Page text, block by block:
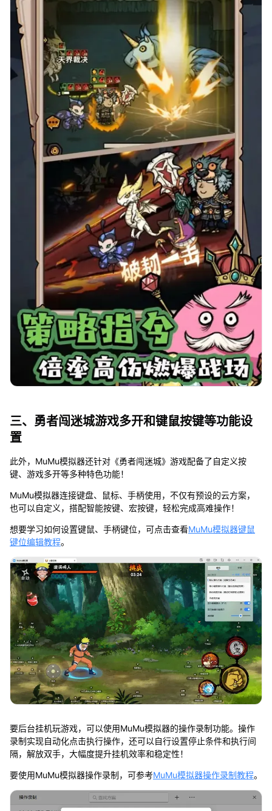
三、勇者闯迷城游戏多开和键鼠按键等功能设
置
此外，MuMu模拟器还针对《勇者闯迷城》游戏配备了自定义按
键、游戏多开等多种特色功能！
MuMu模拟器连接键盘、鼠标、手柄使用，不仅有预设的云方案，
也可以自定义，搭配智能按键、宏按键，轻松完成高难操作！
想要学习如何设置键鼠、手柄键位，可点击查看MuMu模拟器键鼠
键位编辑教程。
要后台挂机玩游戏，可以使用MuMu模拟器的操作录制功能。操作
录制实现自动化点击执行操作，还可以自行设置停止条件和执行间
隔，解放双手，大幅度提升挂机效率和稳定性！
要使用MuMu模拟器操作录制，可参考MuMu模拟器操作录制教程。